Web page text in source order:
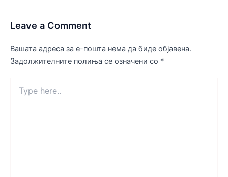
Leave a Comment
Вашата адреса за е-пошта нема да биде објавена.
Задолжителните полиња се означени со *
here..